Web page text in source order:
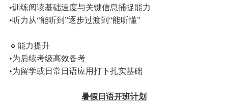
•训练阅读基础速度与关键信息捕捉能力
•听力从“能听到”逐步过渡到“能听懂”
🔹能力提升
•为后续考级高效备考
•为留学或日常日语应用打下扎实基础
暑假日语开班计划